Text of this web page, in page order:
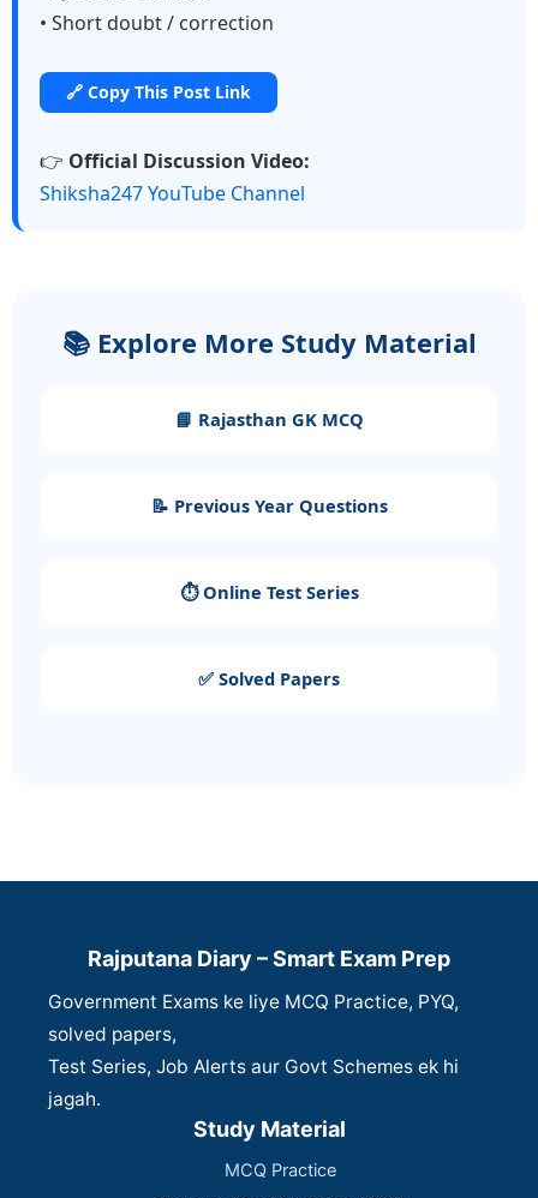
• Short doubt / correction
🔗 Copy This Post Link
👉 Official Discussion Video:
Shiksha247 YouTube Channel
📚 Explore More Study Material
📘 Rajasthan GK MCQ
📝 Previous Year Questions
⏱️ Online Test Series
✅ Solved Papers
Rajputana Diary – Smart Exam Prep
Government Exams ke liye MCQ Practice, PYQ,
solved papers,
Test Series, Job Alerts aur Govt Schemes ek hi
jagah.
Study Material
MCQ Practice